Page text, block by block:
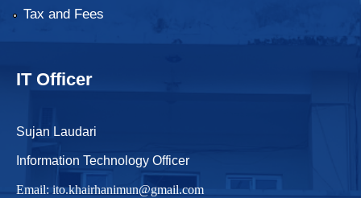
Tax and Fees
IT Officer
Sujan Laudari
Information Technology Officer
Email: ito.khairhanimun@gmail.com